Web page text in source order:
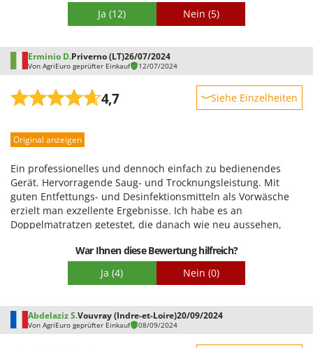
Ja (12) Nein (5)
Erminio D.Priverno (LT)26/07/2024
Von AgriEuro geprüfter Einkauf 12/07/2024
4,7 Siehe Einzelheiten
Leistung
Qualität / Preis
Schwierigkeitsgrad Zusammenbau
Verpackung
Original anzeigen
Ein professionelles und dennoch einfach zu bedienendes
Gerät. Hervorragende Saug- und Trocknungsleistung. Mit
guten Entfettungs- und Desinfektionsmitteln als Vorwäsche
erzielt man exzellente Ergebnisse. Ich habe es an
Doppelmatratzen getestet, die danach wie neu aussehen,
Ergebnissen gereinigt. Der Preis ist im Vergleich zu anderen
Geräten auf dem Markt meiner Meinung nach durch die
Gesamtqualität gerechtfertigt. Ich bin sehr zufrieden mit dem
auf ein perfektes Ergebnis legen und bereit sind, etwas mehr
auszugeben, um damit zufrieden zu sein.
War Ihnen diese Bewertung hilfreich?
Ja (4) Nein (0)
Abdelaziz S.Vouvray (Indre-et-Loire)20/09/2024
Von AgriEuro geprüfter Einkauf 08/09/2024